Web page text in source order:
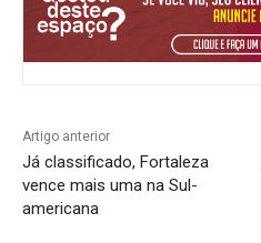
Artigo anterior
Já classificado, Fortaleza
vence mais uma na Sul-
americana